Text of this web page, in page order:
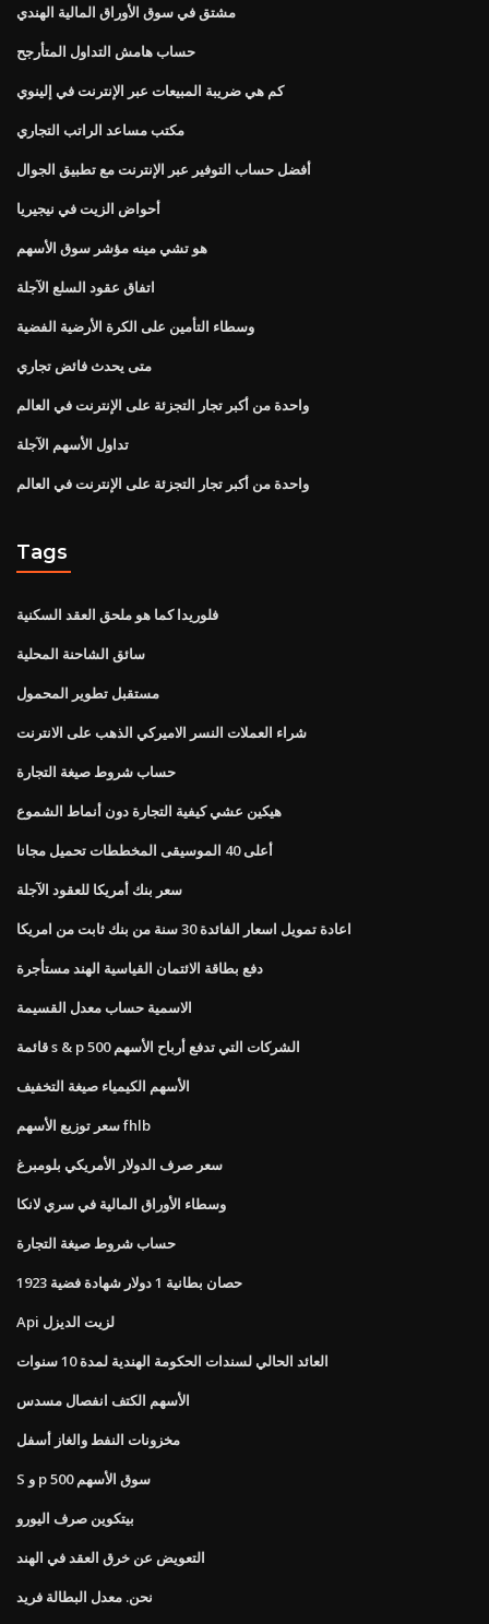
مشتق في سوق الأوراق المالية الهندي
حساب هامش التداول المتأرجح
كم هي ضريبة المبيعات عبر الإنترنت في إلينوي
مكتب مساعد الراتب التجاري
أفضل حساب التوفير عبر الإنترنت مع تطبيق الجوال
أحواض الزيت في نيجيريا
هو تشي مينه مؤشر سوق الأسهم
اتفاق عقود السلع الآجلة
وسطاء التأمين على الكرة الأرضية الفضية
متى يحدث فائض تجاري
واحدة من أكبر تجار التجزئة على الإنترنت في العالم
تداول الأسهم الآجلة
واحدة من أكبر تجار التجزئة على الإنترنت في العالم
Tags
فلوريدا كما هو ملحق العقد السكنية
سائق الشاحنة المحلية
مستقبل تطوير المحمول
شراء العملات النسر الاميركي الذهب على الانترنت
حساب شروط صيغة التجارة
هيكين عشي كيفية التجارة دون أنماط الشموع
أعلى 40 الموسيقى المخططات تحميل مجانا
سعر بنك أمريكا للعقود الآجلة
اعادة تمويل اسعار الفائدة 30 سنة من بنك ثابت من امريكا
دفع بطاقة الائتمان القياسية الهند مستأجرة
الاسمية حساب معدل القسيمة
قائمة s & p 500 الشركات التي تدفع أرباح الأسهم
الأسهم الكيمياء صيغة التخفيف
سعر توزيع الأسهم fhlb
سعر صرف الدولار الأمريكي بلومبرغ
وسطاء الأوراق المالية في سري لانكا
حساب شروط صيغة التجارة
1923 حصان بطانية 1 دولار شهادة فضية
Api لزيت الديزل
العائد الحالي لسندات الحكومة الهندية لمدة 10 سنوات
الأسهم الكتف انفصال مسدس
مخزونات النفط والغاز أسفل
S و p 500 سوق الأسهم
بيتكوين صرف اليورو
التعويض عن خرق العقد في الهند
نحن. معدل البطالة فريد